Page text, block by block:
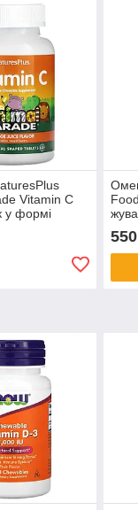
Vitamin C
у формі
550